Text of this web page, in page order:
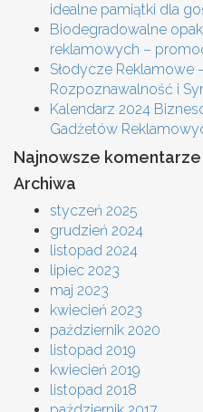
idealne pamiątki dla
Biodegradowalne
reklamowych –
Słodycze Reklamowe
Rozpoznawalność i
Kalendarz 2024
Gadżetów
Najnowsze komentarze
Archiwa
styczeń 2025
grudzień 2024
listopad 2024
lipiec 2023
maj 2023
kwiecień 2023
październik 2020
listopad 2019
kwiecień 2019
listopad 2018